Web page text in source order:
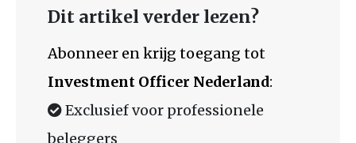
Dit artikel verder lezen?
Abonneer en krijg toegang tot
Investment Officer Nederland:
Exclusief voor professionele
beleggers